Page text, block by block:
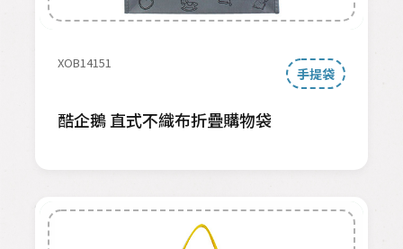
XOB14151
手提袋
酷企鵝 直式不織布折疊購物袋